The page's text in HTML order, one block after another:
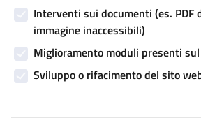
Interventi sui documenti (es. PDF
immagine inaccessibili)
Miglioramento moduli presenti
Sviluppo o rifacimento del sito